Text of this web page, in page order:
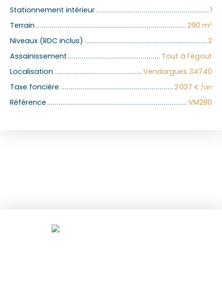
Stationnement intérieur
1
Terrain
290 m²
Niveaux (RDC inclus)
2
Assainissement
Tout à l'égout
Localisation
Vendargues 34740
Taxe foncière
2 027 € /an
Référence VM280